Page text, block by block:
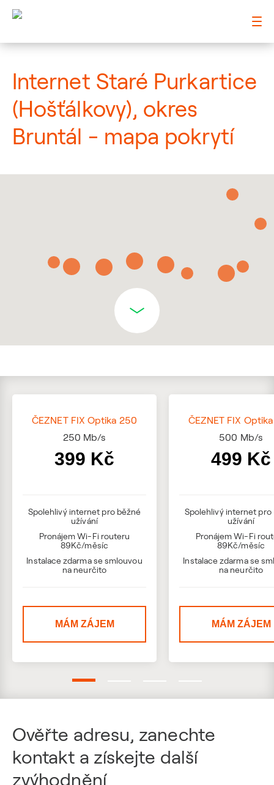
Internet Staré Purkartice
(Hošťálkovy), okres
Bruntál - mapa pokrytí
ČEZNET FIX Optika 250
250 Mb/s
399 Kč
Spolehlivý internet pro běžné
užívání
Pronájem Wi-Fi routeru
89Kč/měsíc
Instalace zdarma se smlouvou
na neurčito
MÁM ZÁJEM
ČEZNET FIX
500 Mb/s
499 Kč
Spolehlivý internet pro
užívání
Pronájem Wi-Fi
89Kč/měsíc
Instalace zdarma se
na neurčito
MÁM ZÁJEM
Ověřte adresu, zanechte
kontakt a získejte další
zvýhodnění
: Mapa pokrytí město